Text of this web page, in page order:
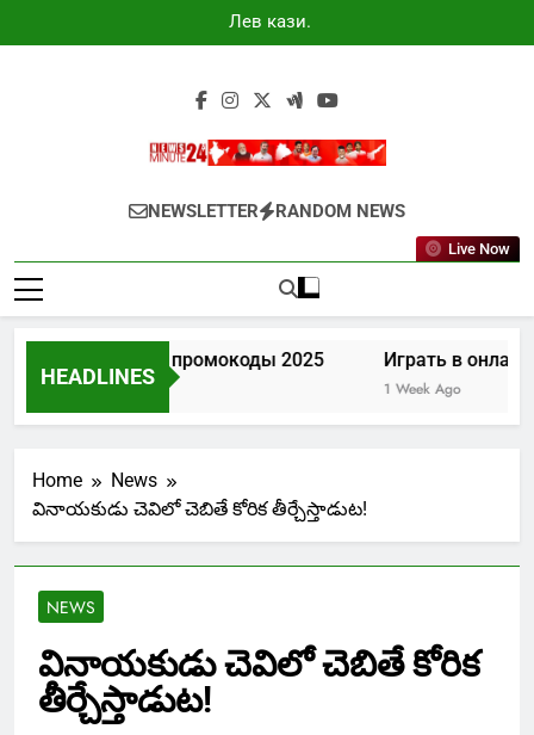
to
Лев казино
промокоды
Newsminute24
Get All Updated Telugu News
NEWSLETTER RANDOM NEWS
Live Now
HEADLINES
Лев казино промокоды 2025
4 Days Ago
Играть в онлайн
1 Week Ago
Home
News
వినాయకుడు చెవిలో చెబితే కోరిక తీర్చేస్తాడుట!
NEWS
వినాయకుడు చెవిలో చెబితే కోరిక
తీర్చేస్తాడుట!